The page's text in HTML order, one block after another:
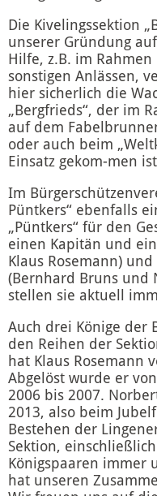
Die Kivelingssektion
unserer Gründung
Hilfe, z.B. im
sonstigen Anlässen,
hier sicherlich die
„Bergfrieds“, der im
auf dem
oder auch beim
Einsatz gekom-men
Im
Püntkers“ ebenfalls
„Püntkers“ für den
einen Kapitän und
Klaus Rosemann)
(Bernhard Bruns und
stellen sie aktuell
Auch drei Könige der
den Reihen der
hat Klaus Rosemann
Abgelöst wurde er
2006 bis 2007.
2013, also beim
Bestehen der
Sektion,
Königspaaren immer
hat unseren